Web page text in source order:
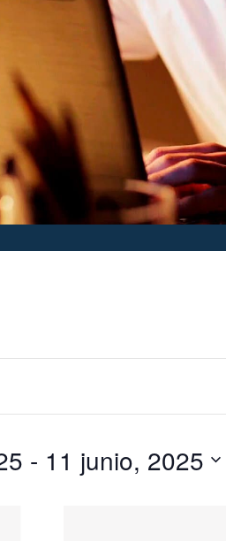
- 11 junio, 2025